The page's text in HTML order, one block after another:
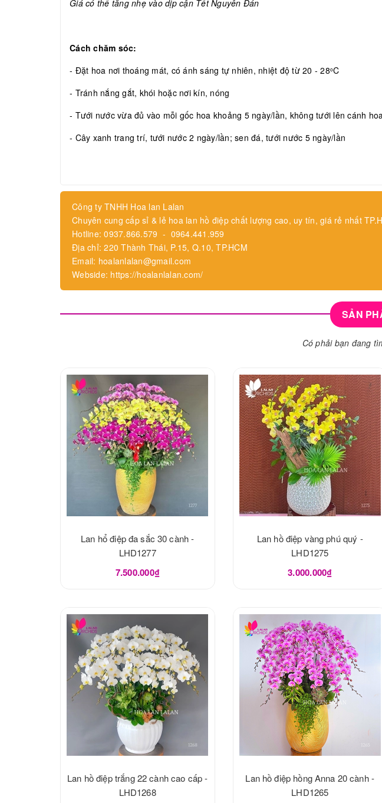
Giá có thể tăng nhẹ vào dịp cận Tết Nguyên Đán
Cách chăm sóc:
- Đặt hoa nơi thoáng mát, có ánh sáng tự nhiên, nhiệt độ từ 20 - 28oC
- Tránh nắng gắt, khói hoặc nơi kín, nóng
- Tưới nước vừa đủ vào mỗi gốc hoa khoảng 5 ngày/lần, không tưới lên cánh
- Cây xanh trang trí, tưới nước 2 ngày/lần; sen đá, tưới nước 5 ngày/lần
Công ty TNHH Hoa lan Lalan
Chuyên cung cấp sỉ & lẻ hoa lan hồ điệp chất lượng cao, uy tín, giá rẻ nhất
Hotline: 0937.866.579 - 0964.441.959
Địa chỉ: 220 Thành Thái, P.15, Q.10, TP.HCM
Email: hoalanlalan@gmail.com
Webside: https://hoalanlalan.com/
SẢN
Có phải bạn đang
Lan hổ điệp đa sắc 30 cành -
LHD1277
7.500.000₫
Lan hồ điệp vàng phú quý -
LHD1275
3.000.000₫
Lan hồ điệp trắng 22 cành cao cấp -
LHD1268
Lan hồ điệp hồng Anna 20 cành -
LHD1265